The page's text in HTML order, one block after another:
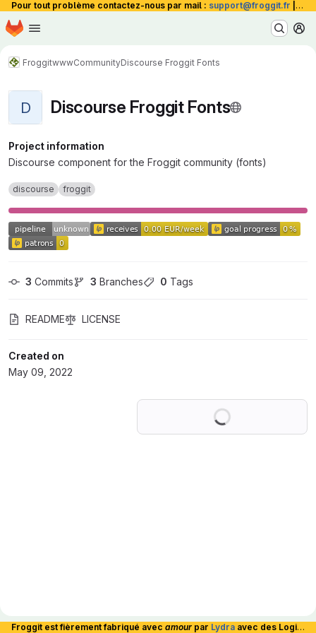
Pour tout problème contactez-nous par mail : support@froggit.fr La
Skip to main content
Homepage
FroggitwwwCommunityDiscourse Froggit Fonts
D Discourse Froggit Fonts
Project information
Discourse component for the Froggit community (fonts)
discourse froggit
3 Commits 3 Branches 0 Tags
README LICENSE
Created on
May 09, 2022
Froggit est fièrement fabriqué avec amour par Lydra avec des Logiciels Libres et hébergé en